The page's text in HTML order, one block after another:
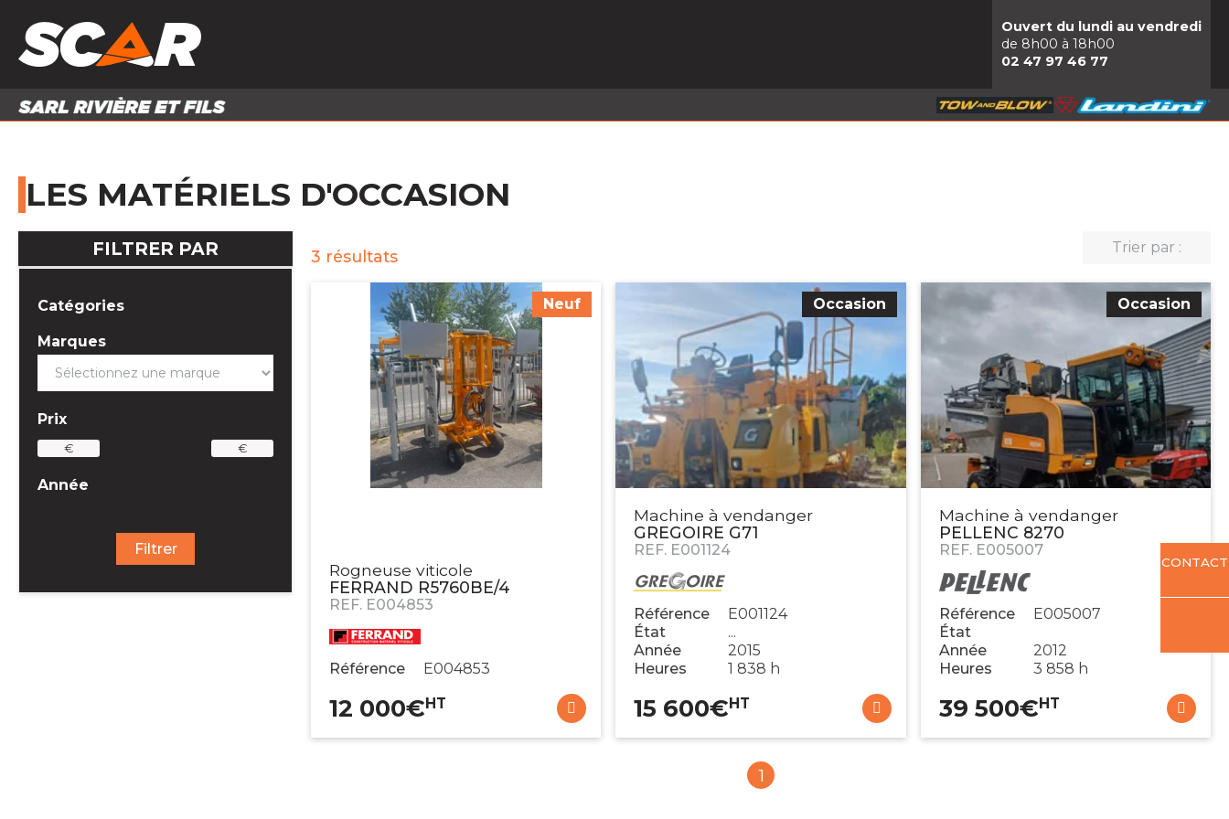
PIÈCES ET ACCESSOIRES
Ouvert du lundi au vendredi
de 8h00 à 18h00
02 47 97 46 77
LES MATÉRIELS D'OCCASION
FILTRER PAR
Catégories
Marques
Prix
€ €
Année
Filtrer
3 résultats Trier par :
Neuf
Rogneuse viticole
FERRAND R5760BE/4
REF. E004853
Référence E004853
12 000€HT
Occasion
Machine à vendanger
GREGOIRE G71
REF. E001124
Référence
E001124
État
...
Année
2015
Heures
1 838 h
15 600€HT
Occasion
Machine à vendanger
PELLENC 8270
REF. E005007
Référence
E005007
État
Année
2012
Heures
3 858 h
39 500€HT
1
CONTACT